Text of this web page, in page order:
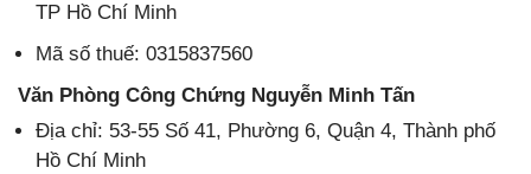
TP Hồ Chí Minh
Mã số thuế: 0315837560
Văn Phòng Công Chứng Nguyễn Minh Tấn
Địa chỉ: 53-55 Số 41, Phường 6, Quận 4, Thành phố
Hồ Chí Minh